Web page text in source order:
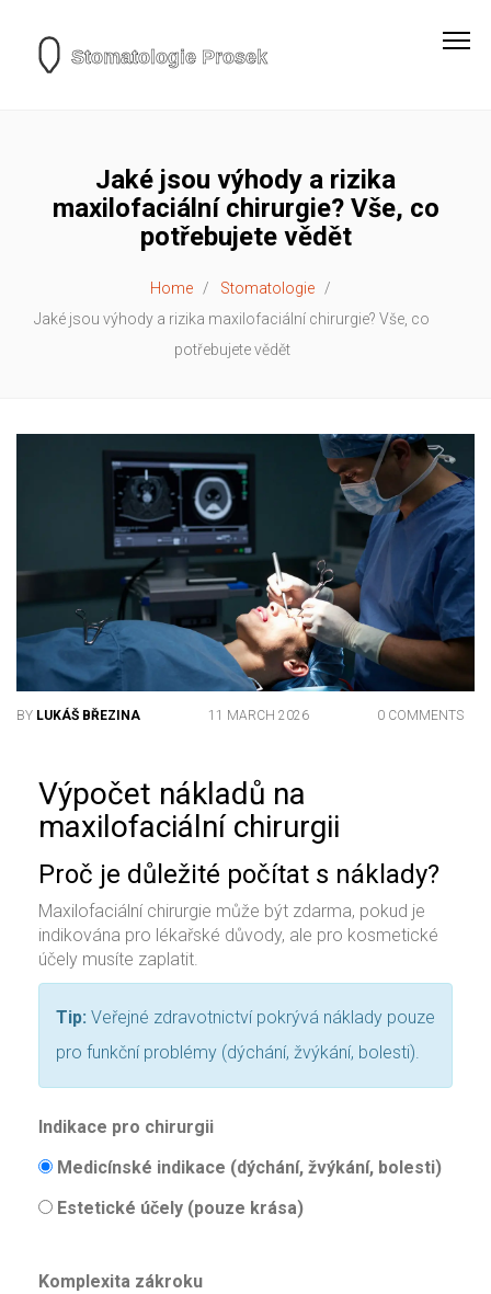
Jaké jsou výhody a rizika
maxilofaciální chirurgie? Vše, co
potřebujete vědět
Home
Stomatologie
Jaké jsou výhody a rizika maxilofaciální chirurgie? Vše, co
potřebujete vědět
BY LUKÁŠ BŘEZINA 11 MARCH 2026 0 COMMENTS
Výpočet nákladů na
maxilofaciální chirurgii
Proč je důležité počítat s náklady?
Maxilofaciální chirurgie může být zdarma, pokud je
indikována pro lékařské důvody, ale pro kosmetické
účely musíte zaplatit.
Tip: Veřejné zdravotnictví pokrývá náklady pouze
pro funkční problémy (dýchání, žvýkání, bolesti).
Indikace pro chirurgii
Medicínské indikace (dýchání, žvýkání, bolesti)
Estetické účely (pouze krása)
Komplexita zákroku